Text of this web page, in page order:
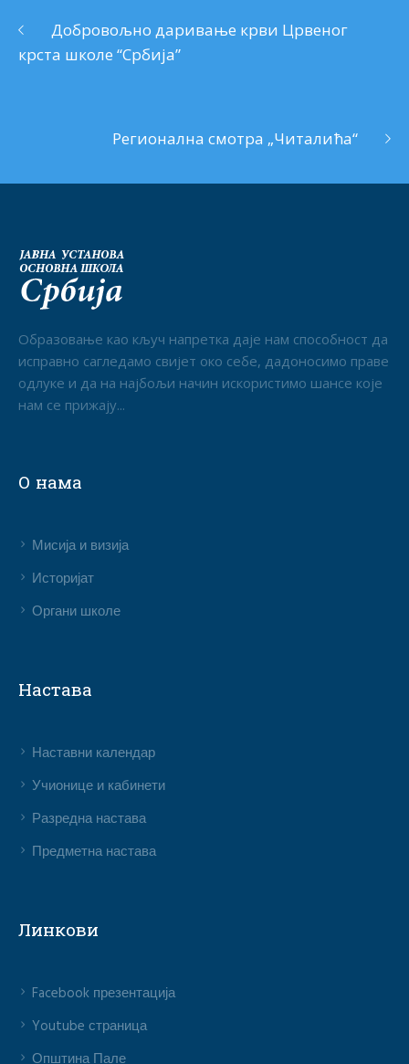
Добровољно даривањe крви Црвeног
крста школe “Србија”
Регионална смотра „Читалића“
Образовање као кључ напретка даје нам способност да
исправно сагледамо свијет око себе, дадоносимо праве
одлуке и да на најбољи начин искористимо шансе које
нам се прижају...
О нама
Мисија и визија
Историјат
Органи школе
Настава
Наставни календар
Учионице и кабинети
Разредна настава
Предметна настава
Линкови
Facebook презентација
Youtube страница
Општина Пале